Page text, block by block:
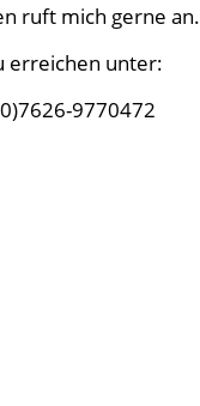
ruft mich gerne an.
errei­chen unter:
9770472